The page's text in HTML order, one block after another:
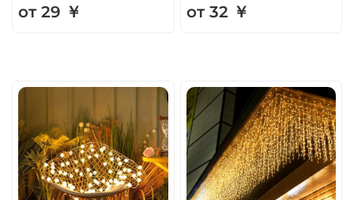
от 29 ￥ от 32 ￥